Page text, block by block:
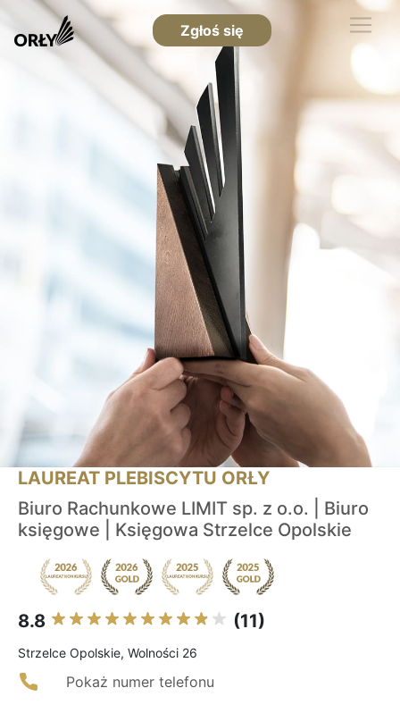
Zgłoś się
LAUREAT PLEBISCYTU ORŁY
Biuro Rachunkowe LIMIT sp. z o.o. | Biuro
księgowe | Księgowa Strzelce Opolskie
8.8 (11)
Strzelce Opolskie, Wolności 26
Pokaż numer telefonu